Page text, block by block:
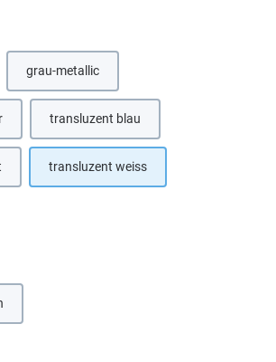
grau-metallic(Diese Option ist zurzeit nicht verfügbar.)
ist zurzeit nicht verfügbar.)
transluzent blau
transluzent weiss